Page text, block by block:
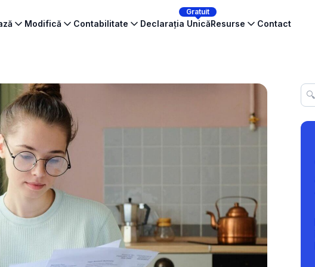
Modifică Contabilitate
Gratuit
Declarația UnicăResurse Contact